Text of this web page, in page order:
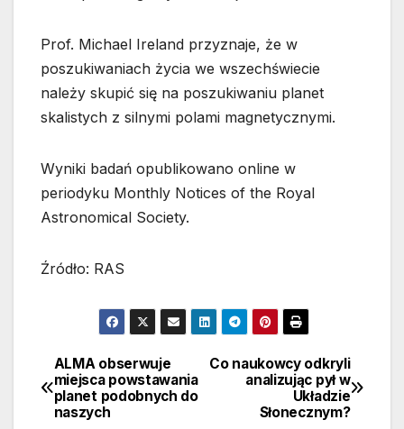
Prof. Michael Ireland przyznaje, że w
poszukiwaniach życia we wszechświecie
należy skupić się na poszukiwaniu planet
skalistych z silnymi polami magnetycznymi.
Wyniki badań opublikowano online w
periodyku Monthly Notices of the Royal
Astronomical Society.
Źródło: RAS
Nawigacja
wpisu
Co naukowcy odkryli
analizując pył w
Układzie
Słonecznym?
ALMA obserwuje
miejsca powstawania
planet podobnych do
naszych